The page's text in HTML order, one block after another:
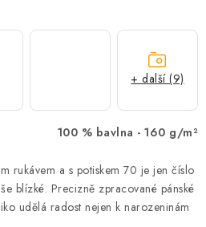
100 % bavlna - 160 g/m²
rukávem a s potiskem 70 je jen číslo
blízké. Precizně zpracované pánské
udělá radost nejen k narozeninám
+ další (9)